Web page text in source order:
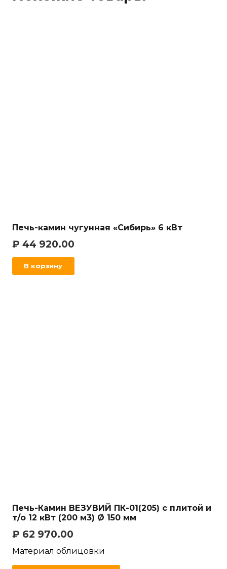
Печь-камин чугунная «Сибирь» 6 кВт
₽ 44 920.00
В корзину
Печь-Камин ВЕЗУВИЙ ПК-01(205) с плитой и
т/о 12 кВт (200 м3) Ø 150 мм
₽ 62 970.00
Материал облицовки